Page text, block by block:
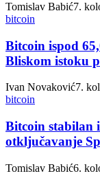
Tomislav Babić7.
bitcoin
Bitcoin ispod
Bliskom istoku
Ivan Novaković7.
bitcoin
Bitcoin stabilan
otključavanje
Tomislav Babić6.